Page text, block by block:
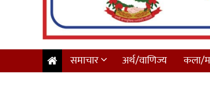
समाचार अर्थ/वाणिज्य कला/